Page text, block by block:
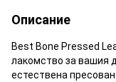
Описание
Best Bone Pressed
лакомство за вашия
естествена